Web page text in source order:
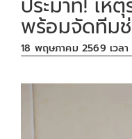
พร้อมจัดทีม
18 พฤษภาคม 2569 เวลา